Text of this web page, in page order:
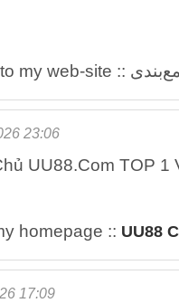
23:06
UU88.Com TOP 1
homepage :: UU88
17:09